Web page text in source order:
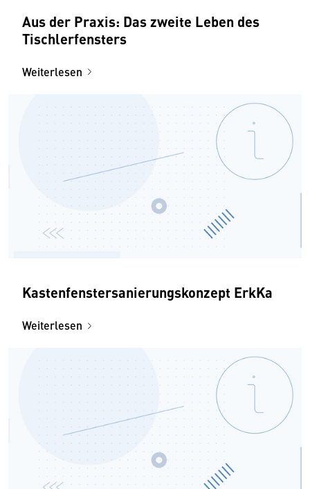
Aus der Praxis: Das zweite Leben des
Tischlerfensters
Weiterlesen
Kastenfenstersanierungskonzept ErkKa
Weiterlesen